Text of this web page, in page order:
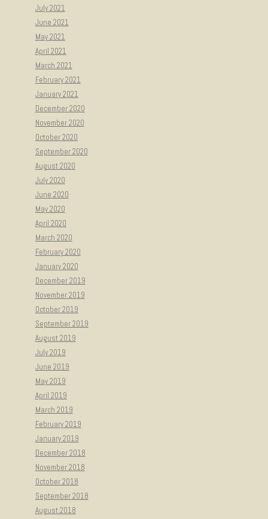
July 2021
June 2021
May 2021
April 2021
March 2021
February 2021
January 2021
December 2020
November 2020
October 2020
September 2020
August 2020
July 2020
June 2020
May 2020
April 2020
March 2020
February 2020
January 2020
December 2019
November 2019
October 2019
September 2019
August 2019
July 2019
June 2019
May 2019
April 2019
March 2019
February 2019
January 2019
December 2018
November 2018
October 2018
September 2018
August 2018